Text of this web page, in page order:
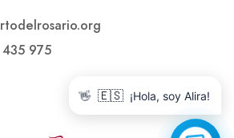
975
👋 🇪🇸 ¡Hola, soy Alira!